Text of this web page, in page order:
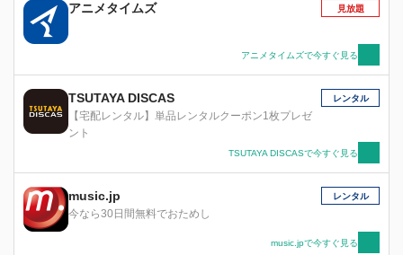
アニメタイムズ 見放題
アニメタイムズで今すぐ見る
TSUTAYA DISCAS
【宅配レンタル】単品レンタルクーポン1枚プレゼ
ント
レンタル
TSUTAYA DISCASで今すぐ見る
music.jp
今なら30日間無料でおためし
レンタル
music.jpで今すぐ見る